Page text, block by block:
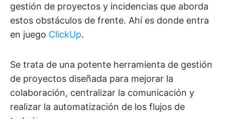
gestión de proyectos y incidencias que aborda
estos obstáculos de frente. Ahí es donde entra
en juego ClickUp.
Se trata de una potente herramienta de gestión
de proyectos diseñada para mejorar la
colaboración, centralizar la comunicación y
realizar la automatización de los flujos de